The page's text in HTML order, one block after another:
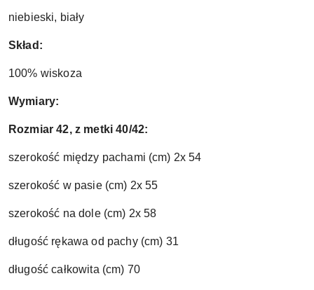
niebieski, biały
Skład:
100% wiskoza
Wymiary:
Rozmiar 42, z metki 40/42:
szerokość między pachami (cm) 2x 54
szerokość w pasie (cm) 2x 55
szerokość na dole (cm) 2x 58
długość rękawa od pachy (cm) 31
długość całkowita (cm) 70